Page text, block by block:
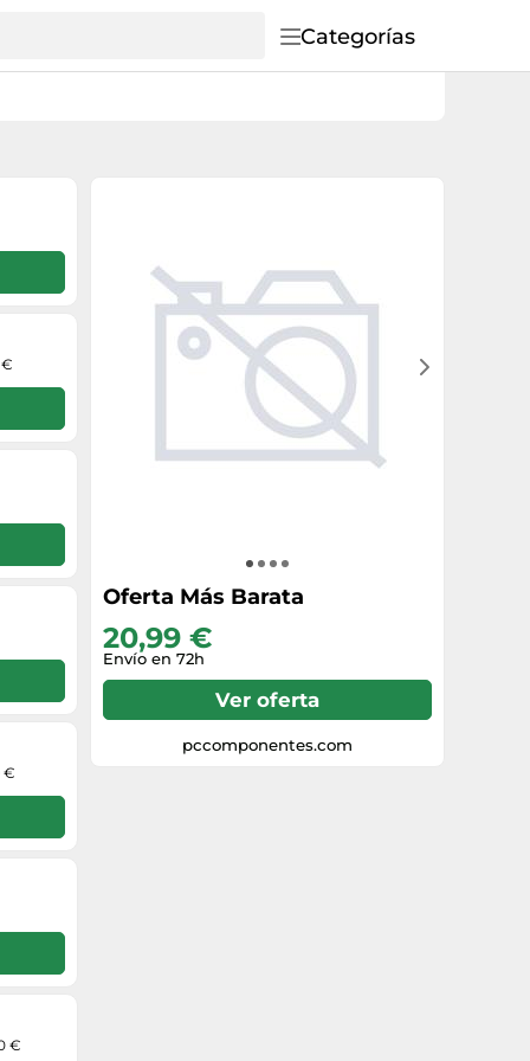
Categorías
€
€
€
Oferta Más Barata
20,99 €
Envío en 72h
Ver oferta
pccomponentes.com